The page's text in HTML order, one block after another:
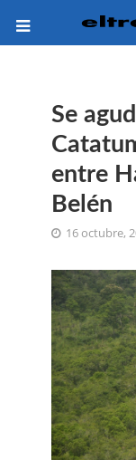
Se
entre
Belén
16 octubre,